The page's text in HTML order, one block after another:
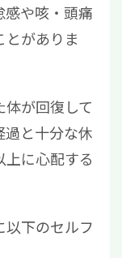
や咳・頭痛
がありま
が回復して
過と十分な休
に心配する
下のセルフ